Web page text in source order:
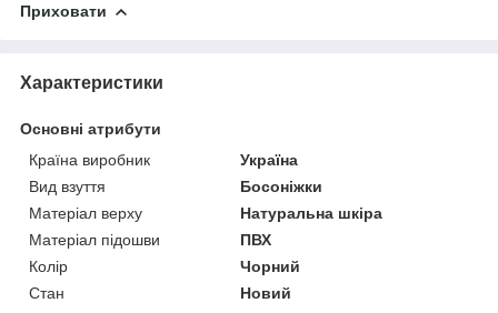
Приховати
Характеристики
Основні атрибути
Країна виробник
Україна
Вид взуття
Босоніжки
Матеріал верху
Натуральна шкіра
Матеріал підошви
ПВХ
Колір
Чорний
Стан
Новий